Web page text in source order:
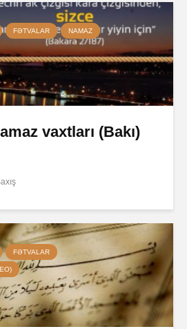
FƏTVALAR NAMAZ
vaxtları (Bakı)
FƏTVALAR